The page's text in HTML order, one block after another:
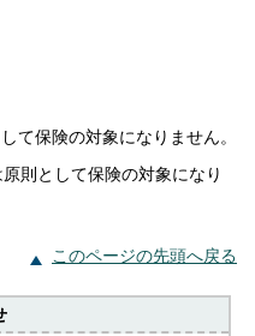
て保険の対象になりません。
則として保険の対象になり
このページの先頭へ戻る